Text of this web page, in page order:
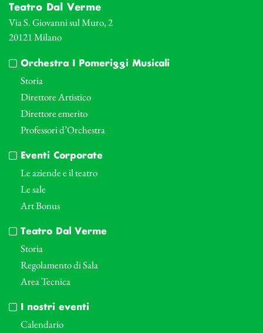
Teatro Dal Verme
Via S. Giovanni sul Muro, 2
20121 Milano
Orchestra I Pomeriggi Musicali
Storia
Direttore Artistico
Direttore emerito
Professori d’Orchestra
Eventi Corporate
Le aziende e il teatro
Le sale
Art Bonus
Teatro Dal Verme
Storia
Regolamento di Sala
Area Tecnica
I nostri eventi
Calendario